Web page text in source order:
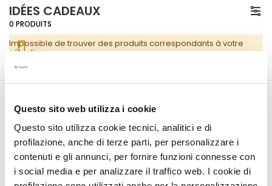
Questo sito web utilizza i cookie
Questo sito utilizza cookie tecnici, analitici e di
profilazione, anche di terze parti, per personalizzare i
contenuti e gli annunci, per fornire funzioni connesse con
i social media e per analizzare il traffico web. I cookie di
K
A
T
E
G
T
r
a
IDÉES CADEAUX
0 PRODUITS
Impossible de trouver des produits correspondants à votre
sélection.
CORPORATE
Qui sommes-nous
Contacts
Déclaration d'accessibilité
MON PROFIL
Informations du compte
Carnet d'adresses
Mes commandes
Ma liste de souhaits